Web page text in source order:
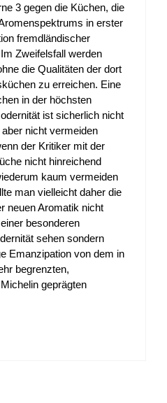
3 gegen die Küchen, die
in erster
fremdländischer
Zweifelsfall werden
die Qualitäten der dort
zu erreichen. Eine
in der höchsten
ist sicherlich nicht
nicht vermeiden
der Kritiker mit der
nicht hinreichend
kaum vermeiden
man vielleicht daher die
neuen Aromatik nicht
besonderen
sehen sondern
Emanzipation von dem in
begrenzten,
geprägten